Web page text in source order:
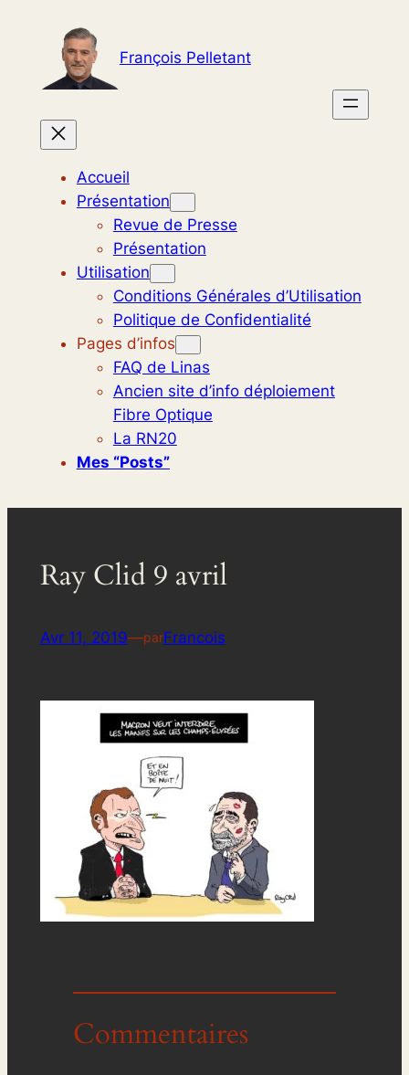
contenu
François Pelletant
Accueil
Présentation
Revue de Presse
Présentation
Utilisation
Conditions Générales d’Utilisation
Politique de Confidentialité
Pages d’infos
FAQ de Linas
Ancien site d’info déploiement
Fibre Optique
La RN20
Mes “posts”
Ray Clid 9 avril
Avr 11, 2019—parFrancois
Commentaires